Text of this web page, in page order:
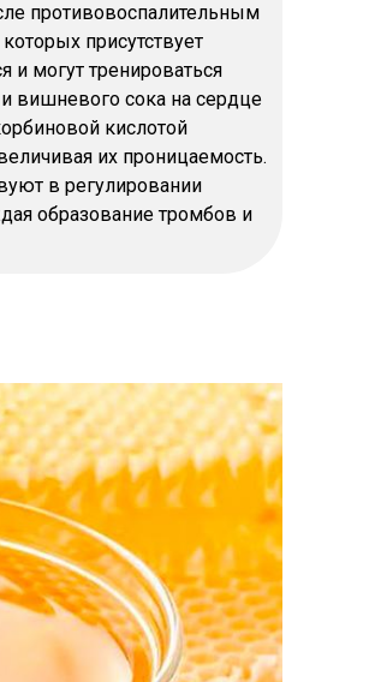
противовоспалительным
присутствует
и могут тренироваться
вишневого сока на сердце
кислотой
их проницаемость.
в регулировании
образование тромбов и